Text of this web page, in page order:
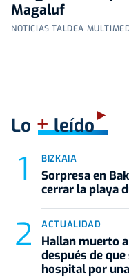
Magaluf
NOTICIAS TALDEA
Lo +leído
BIZKAIA
Sorpresa en
cerrar la playa
ACTUALIDAD
Hallan muerto
después de
hospital por